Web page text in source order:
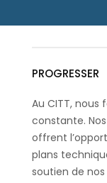
PROGRESSER
Au CITT, nous
constante.
offrent
plans
soutien de